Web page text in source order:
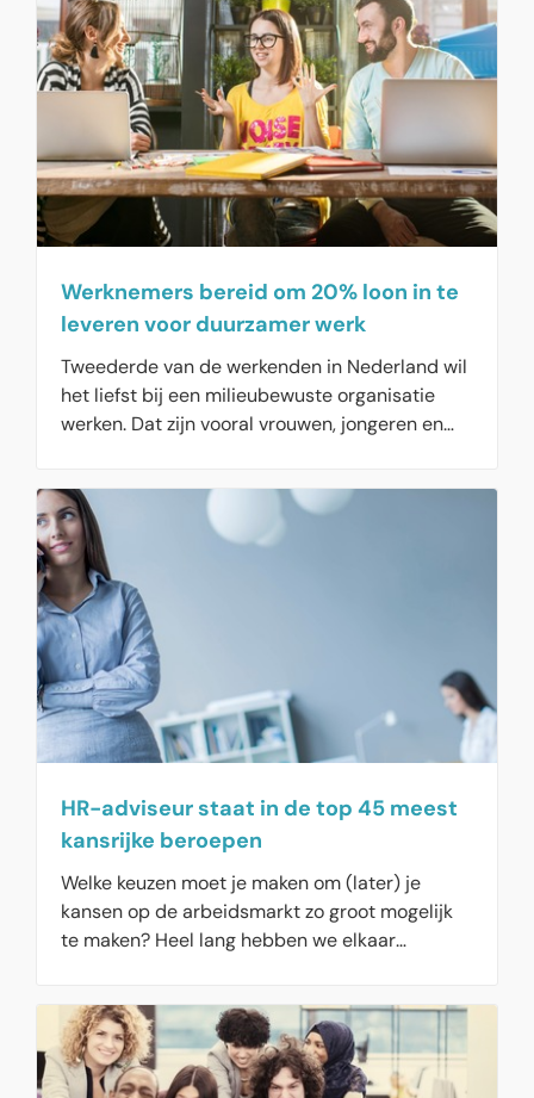
werkgevers meer op competenties en veel
minder op harde functie-eisen.
Werknemers bereid om 20% loon in te
leveren voor duurzamer werk
Tweederde van de werkenden in Nederland wil
het liefst bij een milieubewuste organisatie
werken. Dat zijn vooral vrouwen, jongeren en
in te leveren om te werken bij een werkgever
die milieubewust is. Hoewel vooral jongeren
onder 35 jaar graag willen werken bij een
klimaatbewuste organisatie, zijn zij toch minder
bereid om daarvoor salaris in te leveren.
Klimaatbewuste werkgevers kunnen hier hun
voordeel mee doen op de arbeidsmarkt.
HR-adviseur staat in de top 45 meest
kansrijke beroepen
Welke keuzen moet je maken om (later) je
kansen op de arbeidsmarkt zo groot mogelijk
te maken? Heel lang hebben we elkaar
op zak was succes op de arbeidsmarkt
verzekert. Maar er zijn nu zoveel mensen met
ten minste een bachelordiploma, dat er een